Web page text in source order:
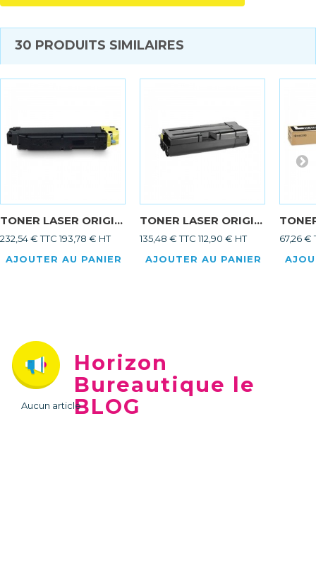
30 PRODUITS SIMILAIRES
TONER LASER ORIGI...
232,54 € TTC 193,78 € HT
AJOUTER AU PANIER
TONER LASER ORIGI...
135,48 € TTC 112,90 € HT
AJOUTER AU PANIER
67,26 €
Horizon
Bureautique le
BLOG
Aucun article